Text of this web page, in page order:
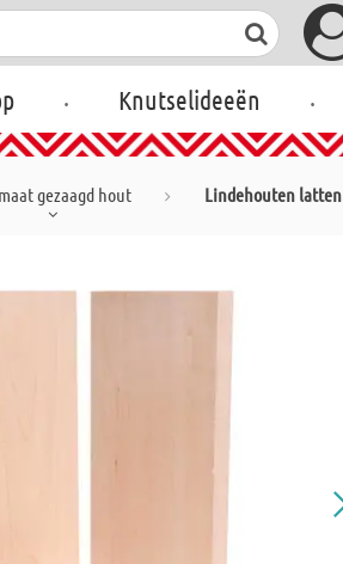
. Knutselideeën .
gezaagd hout Lindehouten latten